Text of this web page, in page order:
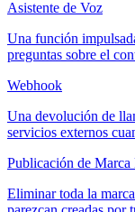
Asistente de Voz
Una función
preguntas sobre el
Webhook
Una devolución de
servicios externos
Publicación de Marca
Eliminar toda la